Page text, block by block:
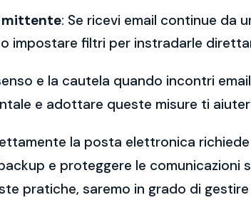
mittente: Se ricevi email continue da
o impostare filtri per instradarle
e la cautela quando incontri
e adottare queste misure ti
la posta elettronica richiede
e proteggere le comunicazioni
pratiche, saremo in grado di